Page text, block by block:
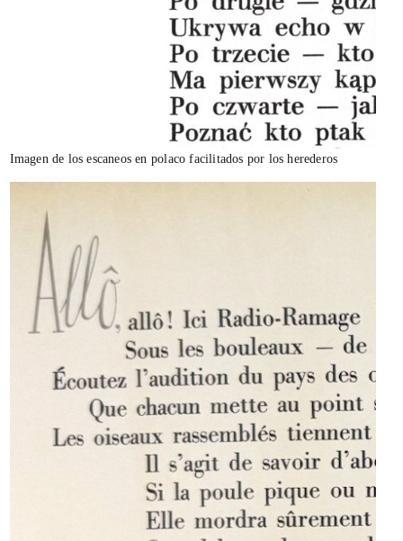
Imagen de los escaneos en polaco facilitados por los herederos